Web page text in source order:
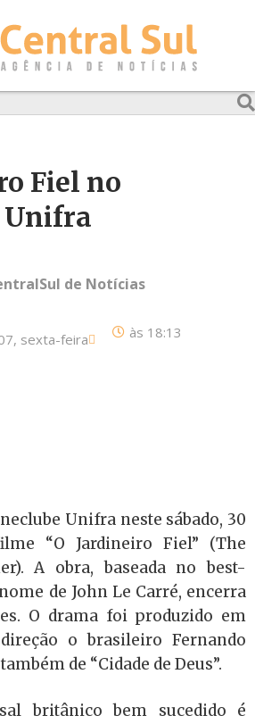
Fiel no
Unifra
de Notícias
sexta-feira às 18:13
Unifra neste sábado, 30
“O Jardineiro Fiel” (The
A obra, baseada no best-
de John Le Carré, encerra
O drama foi produzido em
o brasileiro Fernando
de “Cidade de Deus”.
britânico bem sucedido é